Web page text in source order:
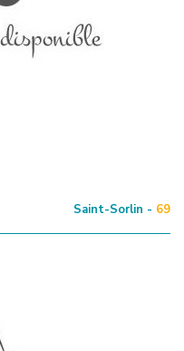
Saint-Sorlin - 69